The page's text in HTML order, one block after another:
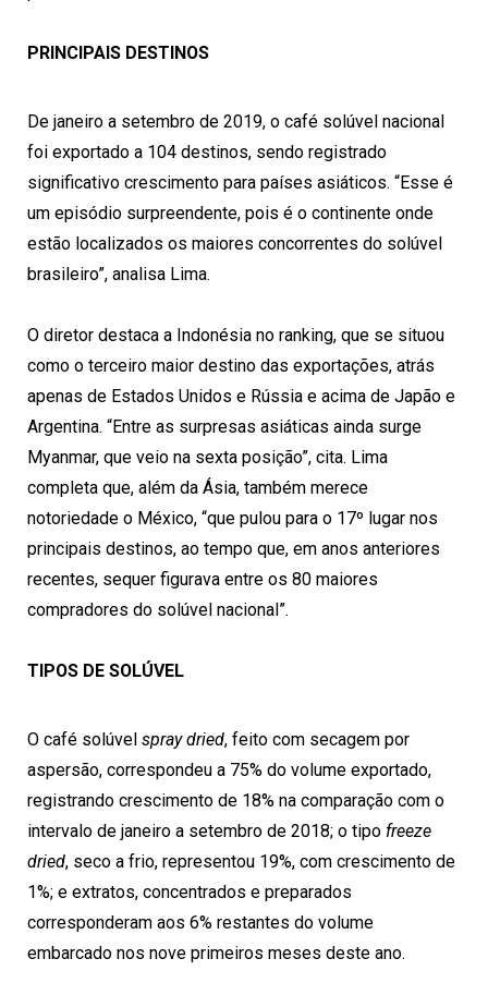
PRINCIPAIS DESTINOS
De janeiro a setembro de 2019, o café solúvel nacional
foi exportado a 104 destinos, sendo registrado
significativo crescimento para países asiáticos. “Esse é
um episódio surpreendente, pois é o continente onde
estão localizados os maiores concorrentes do solúvel
brasileiro”, analisa Lima.
O diretor destaca a Indonésia no ranking, que se situou
como o terceiro maior destino das exportações, atrás
apenas de Estados Unidos e Rússia e acima de Japão e
Argentina. “Entre as surpresas asiáticas ainda surge
Myanmar, que veio na sexta posição”, cita. Lima
completa que, além da Ásia, também merece
notoriedade o México, “que pulou para o 17º lugar nos
principais destinos, ao tempo que, em anos anteriores
recentes, sequer figurava entre os 80 maiores
compradores do solúvel nacional”.
TIPOS DE SOLÚVEL
O café solúvel spray dried, feito com secagem por
aspersão, correspondeu a 75% do volume exportado,
registrando crescimento de 18% na comparação com o
intervalo de janeiro a setembro de 2018; o tipo freeze
dried, seco a frio, representou 19%, com crescimento de
1%; e extratos, concentrados e preparados
corresponderam aos 6% restantes do volume
embarcado nos nove primeiros meses deste ano.